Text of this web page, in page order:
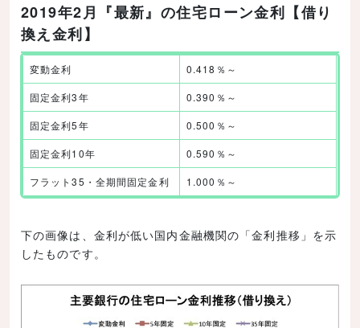
イオン銀行の住宅ローン
【イオン銀行住宅ローンの最新金利】
イオン銀行｜住宅ローン 当初固定金利プラン 手
数料定率型
イオン銀行｜住宅ローン 金利プラン 手数料定率
型
楽天銀行
【楽天銀行住宅ローンの最新金利】
りそな銀行
りそな銀行・りそな住宅ローン（金利プラン全期
間型）保証料一括前払い型
2019年2月『最新』の住宅ローン金利【借り
換え金利】
変動金利 0.418％～
固定金利3年 0.390％～
固定金利5年 0.500％～
固定金利10年 0.590％～
フラット35・全期間固定金利 1.000％～
下の画像は、金利が低い国内金融機関の「金利推移」を示
したものです。